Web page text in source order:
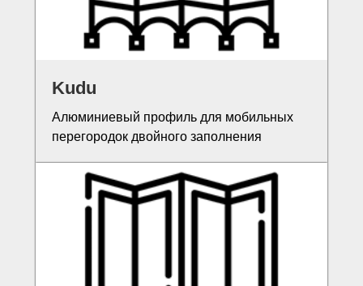
Kudu
Алюминиевый профиль для мобильных
перегородок двойного заполнения